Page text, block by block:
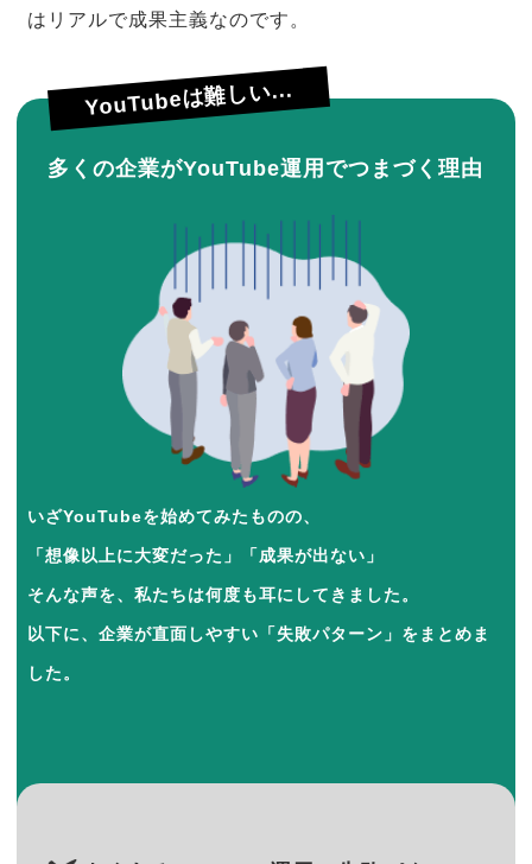
はリアルで成果主義なのです。
YouTubeは難しい...
多くの企業がYouTube運用でつまづく理由
いざYouTubeを始めてみたものの、
「想像以上に大変だった」「成果が出ない」
そんな声を、私たちは何度も耳にしてきました。
以下に、企業が直面しやすい「失敗パターン」をまとめま
した。